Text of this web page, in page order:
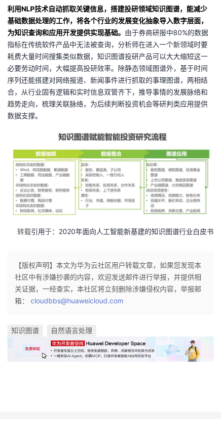
利用NLP技术自动抓取关键信息，搭建投研领域知识图谱，能减少
基础数据处理的工作，将各个行业的发展变化抽象导入数字层面，
为知识查询和应用开发提供实现基础。 由于券商研报中80%的数据
指标在传统软件产品中无法被查询，分析师在进入一个新领域时要
耗费大量时间搜集类似数据，知识图谱投研产品可以大大缩短这一
必要劳动时间，大幅提高投研效率。除静态领域图谱外，基于时间
序列还能搭建对网络报道、新闻事件进行抓取的事理图谱，两相结
合，从行业固有逻辑和实时信息双管齐下，推导事情的发展脉络和
趋势走向，梳理关联脉络，为后续判断投资机会等研判类应用提供
数据支撑。
转载引用于：2020年面向人工智能新基建的知识图谱行业白皮书
【版权声明】本文为华为云社区用户转载文章，如果您发现本
社区中有涉嫌抄袭的内容，欢迎发送邮件进行举报，并提供相
关证据，一经查实，本社区将立刻删除涉嫌侵权内容，举报邮
箱： cloudbbs@huaweicloud.com
知识图谱 自然语言处理